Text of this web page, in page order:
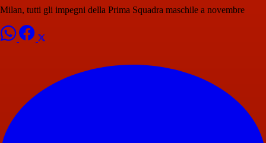
Milan, tutti gli impegni della Prima Squadra maschile a novembre